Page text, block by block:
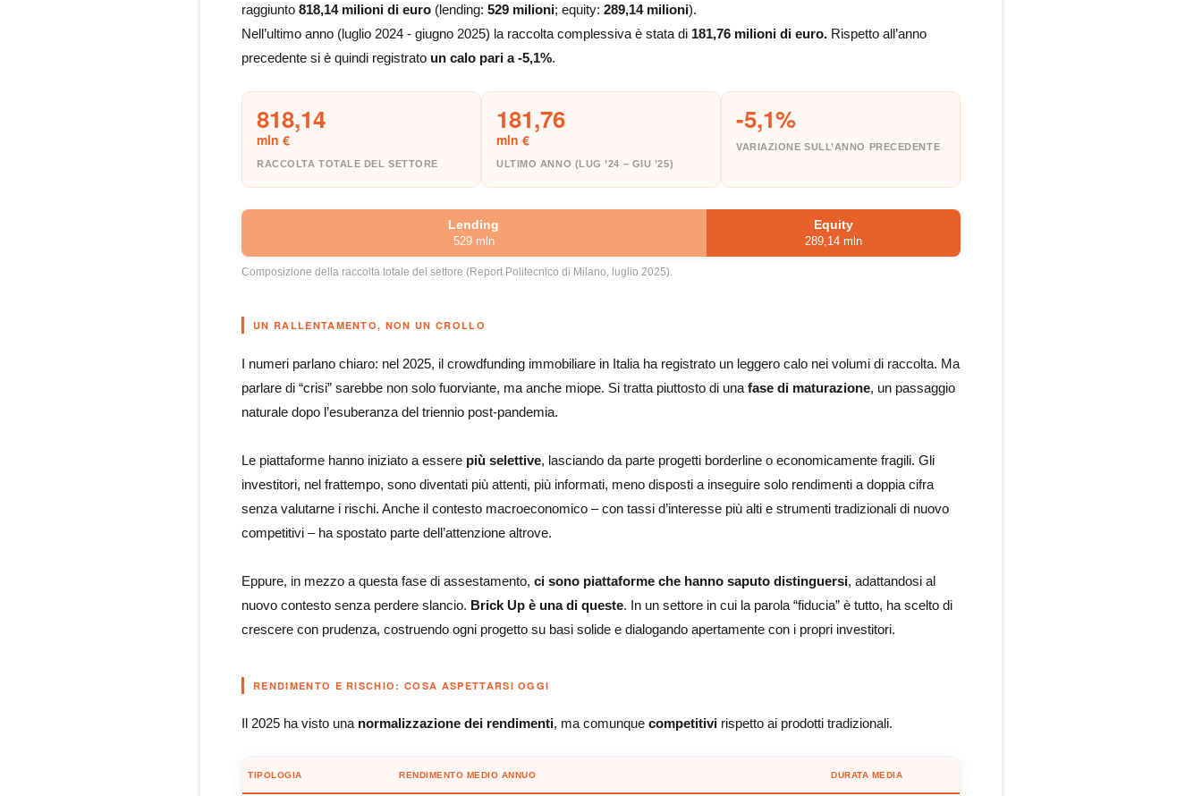
raggiunto 818,14 milioni di euro (lending: 529 milioni; equity: 289,14 milioni).
Nell’ultimo anno (luglio 2024 - giugno 2025) la raccolta complessiva è stata di 181,76 milioni di euro. Rispetto all’anno
precedente si è quindi registrato un calo pari a -5,1%.
818,14
mln €
RACCOLTA TOTALE DEL SETTORE
181,76
mln €
ULTIMO ANNO (LUG ’24 – GIU ’25)
-5,1%
VARIAZIONE SULL’ANNO PRECEDENTE
Lending
529 mln
Equity
289,14 mln
Composizione della raccolta totale del settore (Report Politecnico di Milano, luglio 2025).
UN RALLENTAMENTO, NON UN CROLLO
I numeri parlano chiaro: nel 2025, il crowdfunding immobiliare in Italia ha registrato un leggero calo nei volumi di raccolta. Ma
parlare di “crisi” sarebbe non solo fuorviante, ma anche miope. Si tratta piuttosto di una fase di maturazione, un passaggio
naturale dopo l’esuberanza del triennio post-pandemia.
Le piattaforme hanno iniziato a essere più selettive, lasciando da parte progetti borderline o economicamente fragili. Gli
investitori, nel frattempo, sono diventati più attenti, più informati, meno disposti a inseguire solo rendimenti a doppia cifra
senza valutarne i rischi. Anche il contesto macroeconomico – con tassi d’interesse più alti e strumenti tradizionali di nuovo
competitivi – ha spostato parte dell’attenzione altrove.
Eppure, in mezzo a questa fase di assestamento, ci sono piattaforme che hanno saputo distinguersi, adattandosi al
nuovo contesto senza perdere slancio. Brick Up è una di queste. In un settore in cui la parola “fiducia” è tutto, ha scelto di
crescere con prudenza, costruendo ogni progetto su basi solide e dialogando apertamente con i propri investitori.
RENDIMENTO E RISCHIO: COSA ASPETTARSI OGGI
Il 2025 ha visto una normalizzazione dei rendimenti, ma comunque competitivi rispetto ai prodotti tradizionali.
TIPOLOGIA RENDIMENTO MEDIO ANNUO DURATA MEDIA